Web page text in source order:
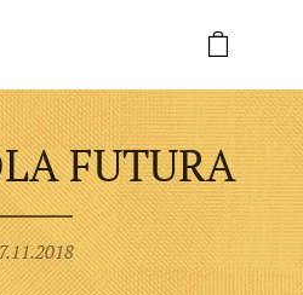
FUTURA